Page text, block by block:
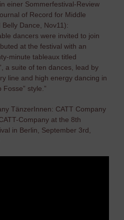
einer Sommerfestival-Review
of Record for Middle
Dance, Nov11):
dancers were invited to join
at the festival with an
minute tableaux titled
a suite of ten dances, lead by
line and high energy dancing in
style.”
TänzerInnen: CATT Company
Company at the 8th
in Berlin, September 3rd,